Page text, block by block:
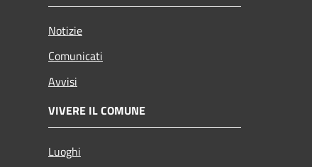
Notizie
Comunicati
Avvisi
VIVERE IL COMUNE
Luoghi